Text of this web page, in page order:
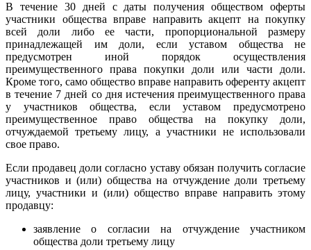
В течение 30 дней с даты получения обществом оферты
участники общества вправе направить акцепт на покупку
всей доли либо ее части, пропорциональной размеру
принадлежащей им доли, если уставом общества не
предусмотрен иной порядок осуществления
преимущественного права покупки доли или части доли.
Кроме того, само общество вправе направить оференту акцепт
в течение 7 дней со дня истечения преимущественного права
у участников общества, если уставом предусмотрено
преимущественное право общества на покупку доли,
отчуждаемой третьему лицу, а участники не использовали
свое право.
Если продавец доли согласно уставу обязан получить согласие
участников и (или) общества на отчуждение доли третьему
лицу, участники и (или) общество вправе направить этому
продавцу:
заявление о согласии на отчуждение участником
общества доли третьему лицу